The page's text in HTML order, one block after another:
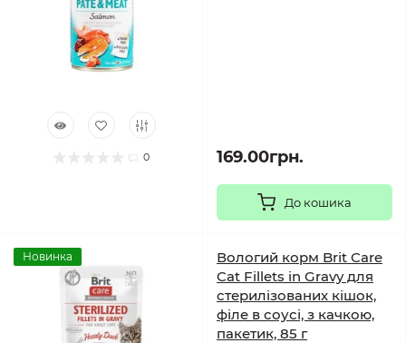
0 169.00грн.
До кошика
Новинка
Вологий корм Brit Care
Cat Fillets in Gravy для
стерилізованих кішок,
філе в соусі, з качкою,
пакетик, 85 г